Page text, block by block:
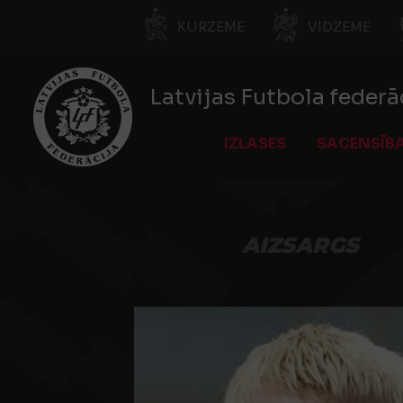
KURZEME VIDZEME
Latvijas Futbola
IZLASES